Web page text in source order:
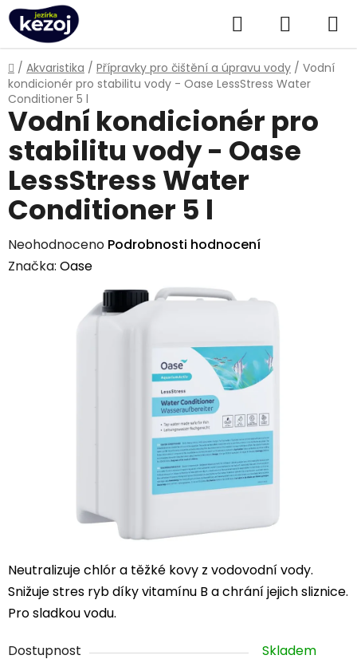
Přejít
na
obsah
Hledat
KOŠÍK
Domů
/ Akvaristika / Přípravky pro čištění a úpravu vody / Vodní
kondicionér pro stabilitu vody - Oase LessStress Water
Conditioner 5 l
Neutralizuje chlór a těžké kovy z vodovodní vody.
Snižuje stres ryb díky vitamínu B a chrání jejich sliznice.
Pro sladkou vodu.
Dostupnost
Skladem
Vodní kondicionér pro
stabilitu vody - Oase
LessStress Water
Conditioner 5 l
Průměrné
hodnocení
Neohodnoceno Podrobnosti hodnocení
Značka: Oase